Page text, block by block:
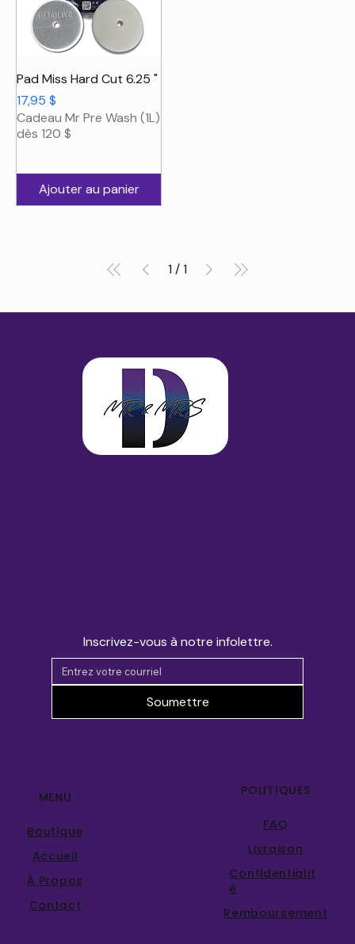
Pad Miss Hard Cut 6.25 "
Prix
17,95 $
Cadeau Mr Pre Wash (1L)
dès 120 $
Ajouter au panier
1 /1
Inscrivez-vous à notre infolettre.
Soumettre
MENU
Boutique
Accueil
À Propos
Contact
POLITIQUES
FAQ
Livraison
Confidentialit
é
Remboursement